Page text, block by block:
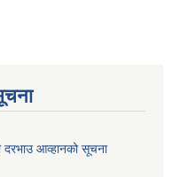
आव्हानको सूचना